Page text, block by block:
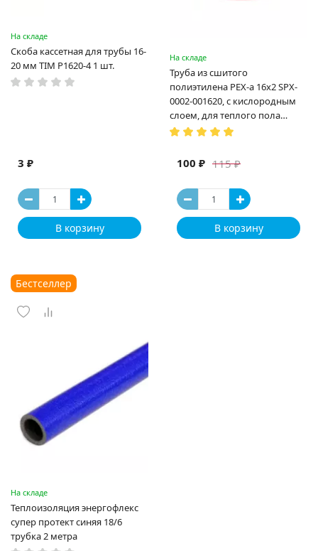
На складе
Скоба кассетная для трубы 16-
20 мм TIM P1620-4 1 шт.
3 ₽
В корзину
На складе
Труба из сшитого
полиэтилена PEX-a 16х2 SPX-
0002-001620, с кислородным
слоем, для теплого пола
(Испания)
115 ₽
100 ₽
В корзину
Бестселлер
На складе
Теплоизоляция энергофлекс
супер протект синяя 18/6
трубка 2 метра